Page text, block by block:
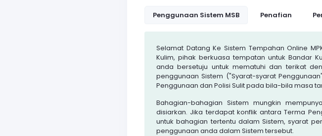
Penggunaan Sistem MSB Penafian
Selamat Datang Ke Sistem Tempahan Online
Kulim, pihak berkuasa tempatan untuk Bandar
anda bersetuju untuk mematuhi dan terikat
penggunaan Sistem ("Syarat-syarat
Penggunaan dan Polisi Sulit pada bila-bila masa
Bahagian-bahagian Sistem mungkin
disiarkan. Jika terdapat konflik antara Terma
untuk bahagian tertentu dalam Sistem, syarat
penggunaan anda dalam Sistem tersebut.